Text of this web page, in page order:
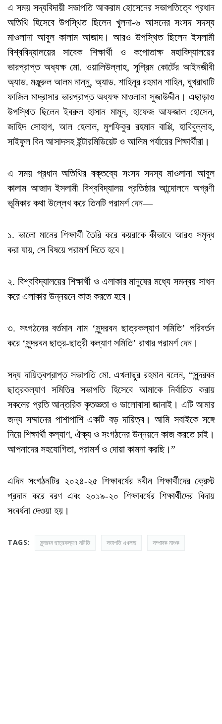
এ সময় সদ্যবিদায়ী সভাপতি আকরাম হোসেনের সভাপতিত্বে প্রধান
অতিথি হিসেবে উপস্থিত ছিলেন খুলনা-৬ আসনের সংসদ সদস্য
মাওলানা আবুল কালাম আজাদ। আরও উপস্থিত ছিলেন ইসলামী
বিশ্ববিদ্যালয়ের সাবেক শিক্ষার্থী ও কপোতাক্ষ মহাবিদ্যালয়ের
ভারপ্রাপ্ত অধ্যক্ষ মো. ওয়ালিউল্লাহ, সুপ্রিম কোর্টের আইনজীবী
অ্যাড. মঞ্জুরুল আলম নান্নু, অ্যাড. শাহিনুর রহমান শাহিন, ঘুখরাঘাটি
ফাজিল মাদ্রাসার ভারপ্রাপ্ত অধ্যক্ষ মাওলানা সুজাউদ্দীন। এছাড়াও
উপস্থিত ছিলেন ইবরুল হাসান মামুন, হাফেজ আফজাল হোসেন,
জাহিদ সোহাগ, আল হেলাল, মুশফিকুর রহমান বাপ্পি, হাবিবুল্লাহ,
সাইফুল বিন আসাদসহ ইন্টারমিডিয়েট ও আলিম পর্যায়ের শিক্ষার্থীরা।
এ সময় প্রধান অতিথির বক্তব্যে সংসদ সদস্য মাওলানা আবুল
কালাম আজাদ ইসলামী বিশ্ববিদ্যালয় প্রতিষ্ঠার আন্দোলনে অগ্রণী
ভূমিকার কথা উল্লেখ করে তিনটি পরামর্শ দেন—
১. ভালো মানের শিক্ষার্থী তৈরি করে কয়রাকে কীভাবে আরও সমৃদ্ধ
করা যায়, সে বিষয়ে পরামর্শ দিতে হবে।
২. বিশ্ববিদ্যালয়ের শিক্ষার্থী ও এলাকার মানুষের মধ্যে সমন্বয় সাধন
করে এলাকার উন্নয়নে কাজ করতে হবে।
৩. সংগঠনের বর্তমান নাম ‘সুন্দরবন ছাত্রকল্যাণ সমিতি’ পরিবর্তন
করে ‘সুন্দরবন ছাত্র-ছাত্রী কল্যাণ সমিতি’ রাখার পরামর্শ দেন।
সদ্য দায়িত্বপ্রাপ্ত সভাপতি মো. এখলাছুর রহমান বলেন, “সুন্দরবন
ছাত্রকল্যাণ সমিতির সভাপতি হিসেবে আমাকে নির্বাচিত করায়
সকলের প্রতি আন্তরিক কৃতজ্ঞতা ও ভালোবাসা জানাই। এটি আমার
জন্য সম্মানের পাশাপাশি একটি বড় দায়িত্ব। আমি সবাইকে সঙ্গে
নিয়ে শিক্ষার্থী কল্যাণ, ঐক্য ও সংগঠনের উন্নয়নে কাজ করতে চাই।
আপনাদের সহযোগিতা, পরামর্শ ও দোয়া কামনা করছি।”
এদিন সংগঠনটির ২০২৪-২৫ শিক্ষাবর্ষের নবীন শিক্ষার্থীদের ক্রেস্ট
প্রদান করে বরণ এবং ২০১৯-২০ শিক্ষাবর্ষের শিক্ষার্থীদের বিদায়
সংবর্ধনা দেওয়া হয়।
TAGS: সুন্দরবন ছাত্রকল্যাণ সমিতি সভাপতি এখলাছ সম্পাদক মাশুক